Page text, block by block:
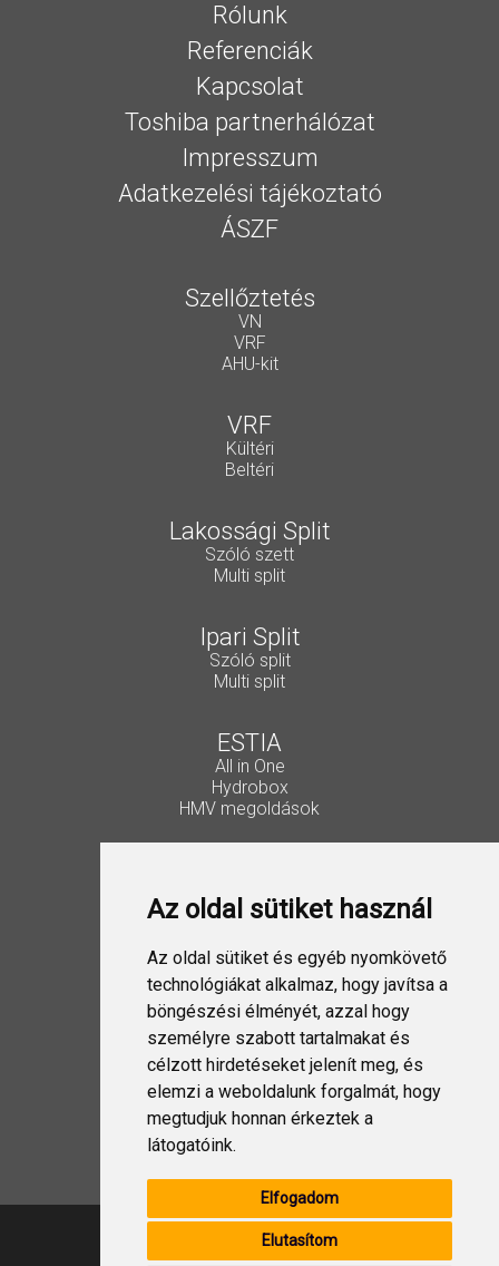
Az oldal sütiket használ
Az oldal sütiket és egyéb nyomkövető
technológiákat alkalmaz, hogy javítsa a
böngészési élményét, azzal hogy
személyre szabott tartalmakat és
célzott hirdetéseket jelenít meg, és
elemzi a weboldalunk forgalmát, hogy
megtudjuk honnan érkeztek a
látogatóink.
Elfogadom
Elutasítom
Rólunk
Referenciák
Kapcsolat
Toshiba partnerhálózat
Impresszum
Adatkezelési tájékoztató
ÁSZF
Szellőztetés
VN
VRF
AHU-kit
VRF
Kültéri
Beltéri
Lakossági Split
Szóló szett
Multi split
Ipari Split
Szóló split
Multi split
ESTIA
All in One
Hydrobox
HMV megoldások
Lakossági Split
Ipari Split
ESTIA
Szellőztetés
Folyadékhűtő
USX EDGE
Design Split
Címünk: 1044 Budapest, Ipari Park utca 8.